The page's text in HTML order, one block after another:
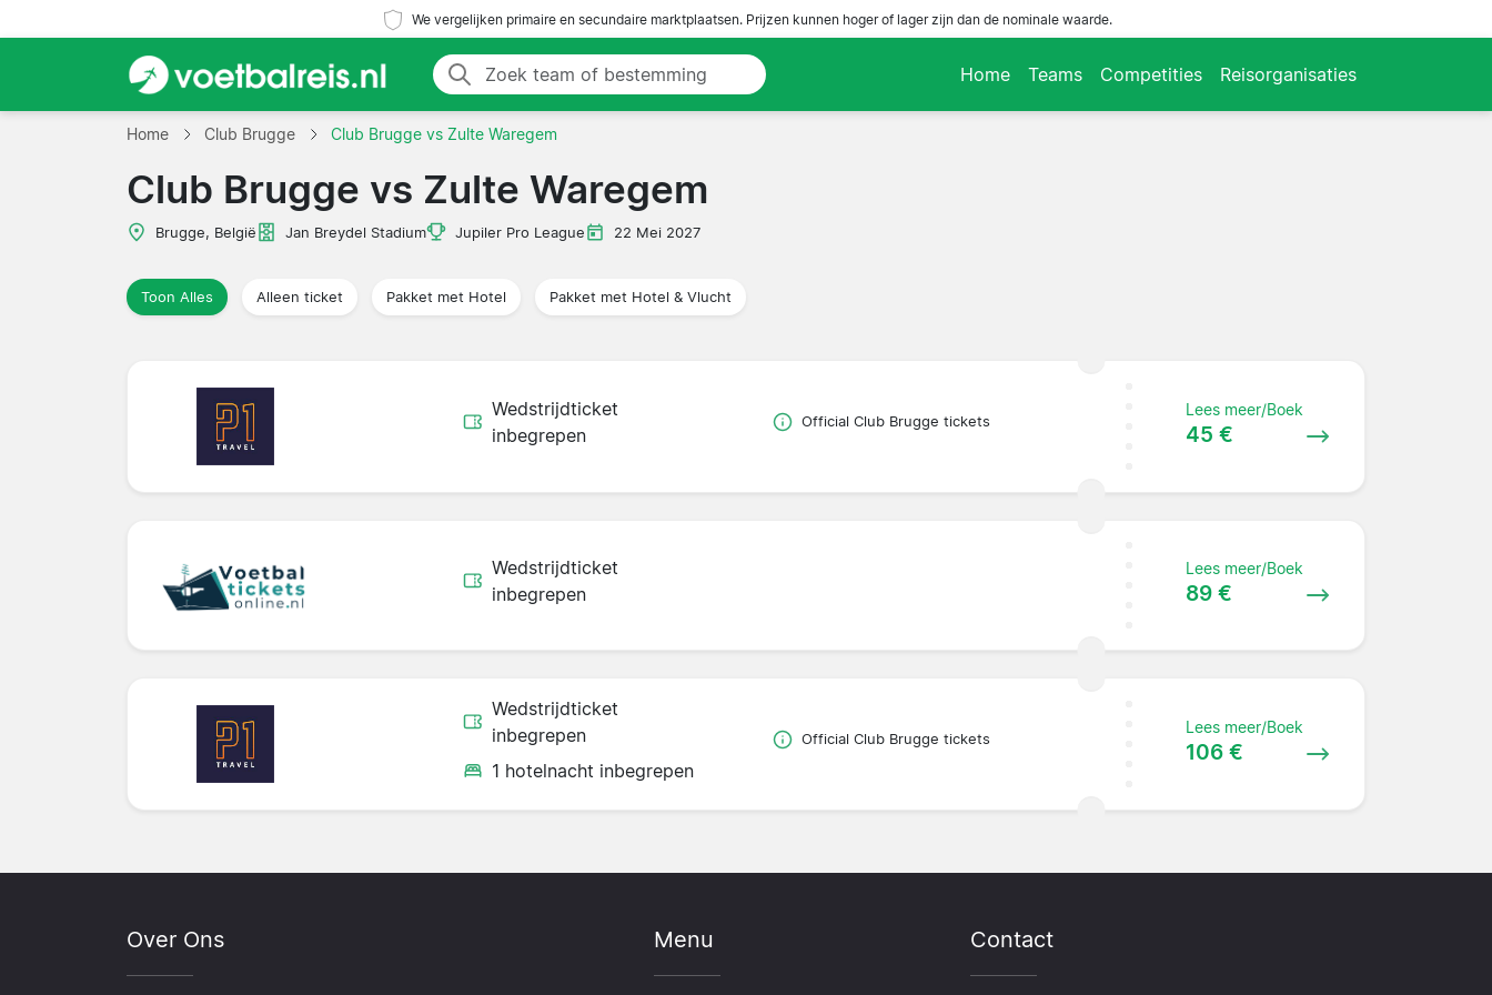
We vergelijken primaire en secundaire marktplaatsen. Prijzen kunnen hoger of lager zijn dan de nominale waarde.
Home Teams Competities Reisorganisaties
Home Club Brugge Club Brugge vs Zulte Waregem
Club Brugge vs Zulte Waregem
Brugge, België Jan Breydel Stadium Jupiler Pro League 22 Mei 2027
Toon Alles Alleen ticket Pakket met Hotel Pakket met Hotel & Vlucht
Wedstrijdticket
inbegrepen
Official Club Brugge tickets
Lees meer/Boek
45 €
Wedstrijdticket
inbegrepen
Lees meer/Boek
89 €
Wedstrijdticket
inbegrepen
1 hotelnacht inbegrepen
Official Club Brugge tickets
Lees meer/Boek
106 €
Over Ons Menu Contact